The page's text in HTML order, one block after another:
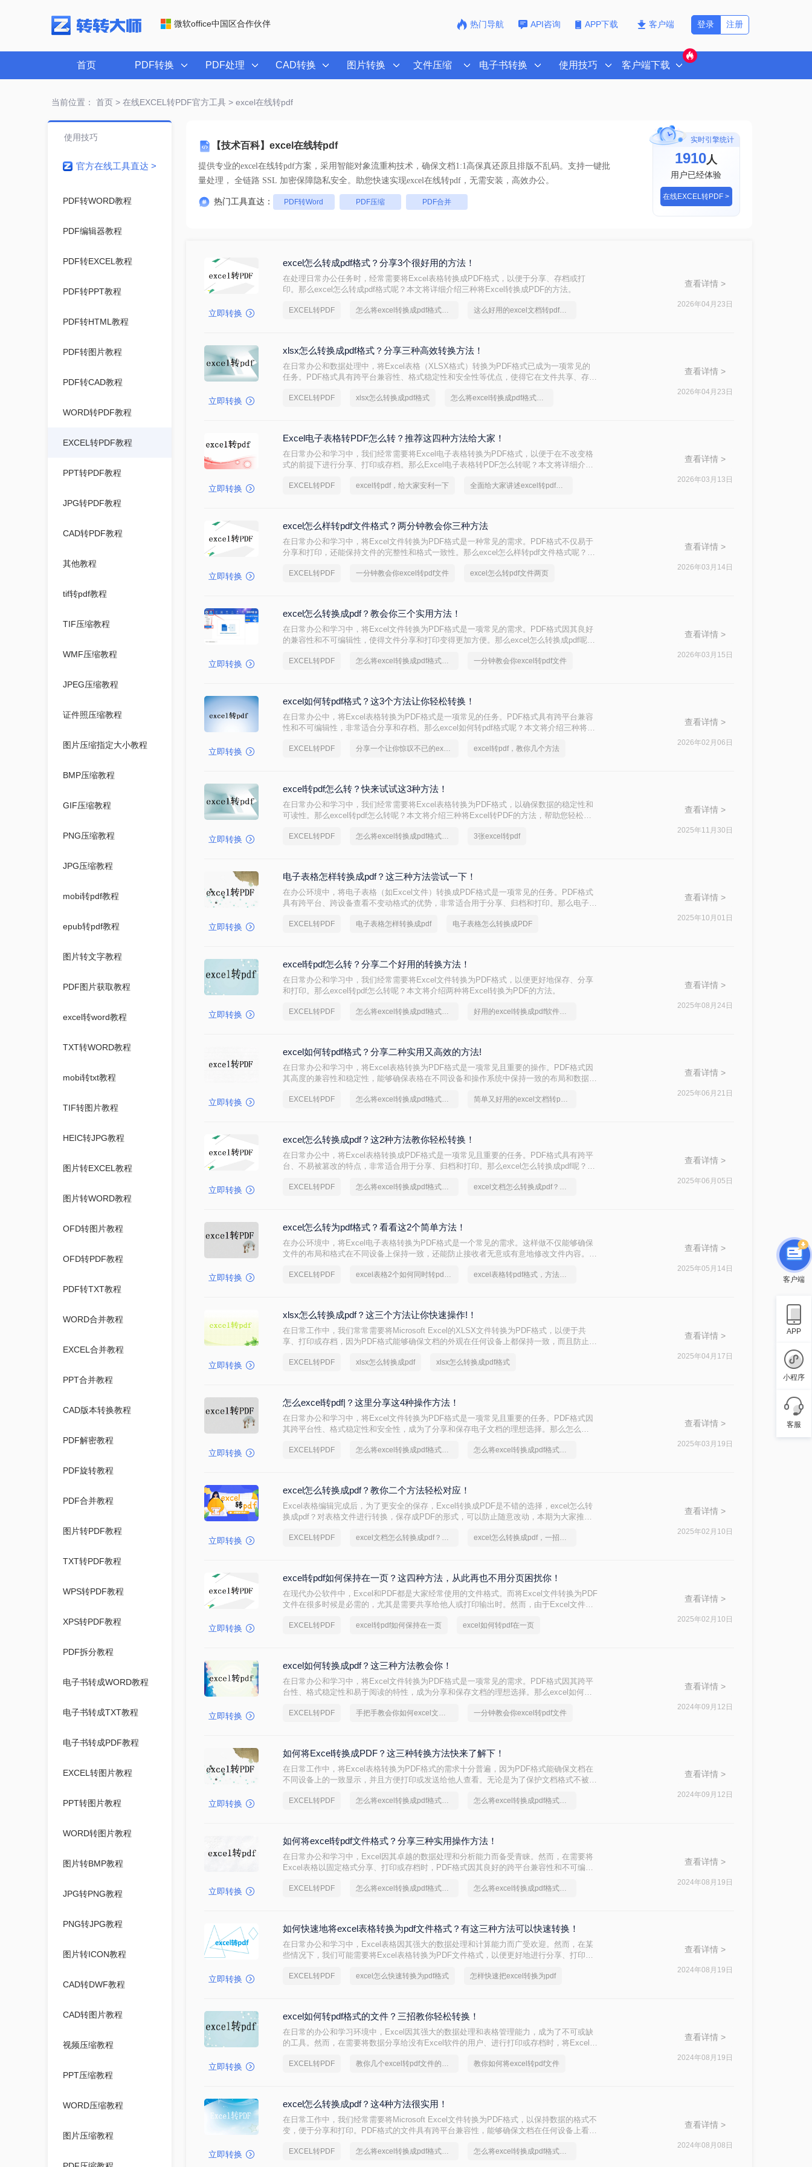
微软office中国区合作伙伴 热门导航 API咨询 APP下载 客户端 注册
登录
首页 PDF转换 PDF处理 CAD转换 图片转换 文件压缩 电子书转换 使用技巧 客户端下载
当前位置： 首页> 在线EXCEL转PDF官方工具> excel在线转pdf
【技术百科】excel在线转pdf
提供专业的excel在线转pdf方案，采用智能对象流重构技术，确保文档1:1高保真还原且排版不乱码。支持一键批
量处理， 全链路 SSL 加密保障隐私安全。助您快速实现excel在线转pdf，无需安装，高效办公。
热门工具直达： PDF转Word PDF压缩 PDF合并
实时引擎统计
1910人
用户已经体验
在线EXCEL转PDF >
使用技巧
官方在线工具直达 >
PDF转WORD教程
PDF编辑器教程
PDF转EXCEL教程
PDF转PPT教程
PDF转HTML教程
PDF转图片教程
PDF转CAD教程
WORD转PDF教程
EXCEL转PDF教程
PPT转PDF教程
JPG转PDF教程
CAD转PDF教程
其他教程
tif转pdf教程
TIF压缩教程
WMF压缩教程
JPEG压缩教程
证件照压缩教程
图片压缩指定大小教程
BMP压缩教程
GIF压缩教程
PNG压缩教程
JPG压缩教程
mobi转pdf教程
epub转pdf教程
图片转文字教程
PDF图片获取教程
excel转word教程
TXT转WORD教程
mobi转txt教程
TIF转图片教程
HEIC转JPG教程
图片转EXCEL教程
图片转WORD教程
OFD转图片教程
OFD转PDF教程
PDF转TXT教程
WORD合并教程
EXCEL合并教程
PPT合并教程
CAD版本转换教程
PDF解密教程
PDF旋转教程
PDF合并教程
图片转PDF教程
TXT转PDF教程
WPS转PDF教程
XPS转PDF教程
PDF拆分教程
电子书转成WORD教程
电子书转成TXT教程
电子书转成PDF教程
EXCEL转图片教程
PPT转图片教程
WORD转图片教程
图片转BMP教程
JPG转PNG教程
PNG转JPG教程
图片转ICON教程
CAD转DWF教程
CAD转图片教程
视频压缩教程
PPT压缩教程
WORD压缩教程
图片压缩教程
立即转换
excel怎么转成pdf格式？分享3个很好用的方法！
在处理日常办公任务时，经常需要将Excel表格转换成PDF格式，以便于分享、存档或打
印。那么excel怎么转成pdf格式呢？本文将详细介绍三种将Excel转换成PDF的方法。
EXCEL转PDF 怎么将excel转换成pdf格式，分享一种简单的方法 这么好用的excel文档转pdf软件，我一定要分享
查看详情 >
2026年04月23日
立即转换
xlsx怎么转换成pdf格式？分享三种高效转换方法！
在日常办公和数据处理中，将Excel表格（XLSX格式）转换为PDF格式已成为一项常见的
任务。PDF格式具有跨平台兼容性、格式稳定性和安全性等优点，使得它在文件共享、存档
成PDF的方法。
EXCEL转PDF xlsx怎么转换成pdf格式 怎么将excel转换成pdf格式，分享一种简单的方法
查看详情 >
2026年04月23日
立即转换
Excel电子表格转PDF怎么转？推荐这四种方法给大家！
​在日常办公和学习中，我们经常需要将Excel电子表格转换为PDF格式，以便于在不改变格
式的前提下进行分享、打印或存档。那么Excel电子表格转PDF怎么转呢？本文将详细介绍
EXCEL转PDF excel转pdf，给大家安利一下 全面给大家讲述excel转pdf文件
查看详情 >
2026年03月13日
立即转换
excel怎么样转pdf文件格式？两分钟教会你三种方法
在日常办公和学习中，将Excel文件转换为PDF格式是一种常见的需求。PDF格式不仅易于
分享和打印，还能保持文件的完整性和格式一致性。那么excel怎么样转pdf文件格式呢？本
EXCEL转PDF 一分钟教会你excel转pdf文件 excel怎么转pdf文件两页
查看详情 >
2026年03月14日
立即转换
excel怎么转换成pdf？教会你三个实用方法！
在日常办公和学习中，将Excel文件转换为PDF格式是一项常见的需求。PDF格式因其良好
的兼容性和不可编辑性，使得文件分享和打印变得更加方便。那么excel怎么转换成pdf​呢？
EXCEL转PDF 怎么将excel转换成pdf格式，实用的方法来了 一分钟教会你excel转pdf文件
查看详情 >
2026年03月15日
立即转换
excel如何转pdf格式？这3个方法让你轻松转换！
在日常办公中，将Excel表格转换为PDF格式是一项常见的任务。PDF格式具有跨平台兼容
性和不可编辑性，非常适合分享和存档。那么excel如何转pdf格式呢？本文将介绍三种将
EXCEL转PDF 分享一个让你惊叹不已的excel文档转pdf方法 excel转pdf，教你几个方法
查看详情 >
2026年02月06日
立即转换
excel转pdf怎么转？快来试试这3种方法！
在日常办公和学习中，我们经常需要将Excel表格转换为PDF格式，以确保数据的稳定性和
可读性。那么excel转pdf怎么转呢？本文将介绍三种将Excel转PDF的方法，帮助您轻松完
EXCEL转PDF 怎么将excel转换成pdf格式，分享一种简单的方法 3张excel转pdf
查看详情 >
2025年11月30日
立即转换
电子表格怎样转换成pdf？这三种方法尝试一下！
在办公环境中，将电子表格（如Excel文件）转换成PDF格式是一项常见的任务。PDF格式
具有跨平台、跨设备查看不变动格式的优势，非常适合用于分享、归档和打印。那么电子表
EXCEL转PDF 电子表格怎样转换成pdf 电子表格怎么转换成PDF
查看详情 >
2025年10月01日
立即转换
excel转pdf怎么转？分享二个好用的转换方法！
在日常办公和学习中，我们经常需要将Excel文件转换为PDF格式，以便更好地保存、分享
和打印。那么excel转pdf怎么转呢？本文将介绍两种将Excel转换为PDF的方法。
EXCEL转PDF 怎么将excel转换成pdf格式，分享一种简单的方法 好用的excel转换成pdf软件要和好朋友分享
查看详情 >
2025年08月24日
立即转换
excel如何转pdf格式？分享二种实用又高效的方法!
在日常办公和学习中，将Excel表格转换为PDF格式是一项常见且重要的操作。PDF格式因
其高度的兼容性和稳定性，能够确保表格在不同设备和操作系统中保持一致的布局和数据。
EXCEL转PDF 怎么将excel转换成pdf格式，实用的方法来了 简单又好用的excel文档转pdf方法
查看详情 >
2025年06月21日
立即转换
excel怎么转换成pdf？这2种方法教你轻松转换！
在日常办公中，将Excel表格转换成PDF格式是一项常见且重要的任务。PDF格式具有跨平
台、不易被篡改的特点，非常适合用于分享、归档和打印。那么excel怎么转换成pdf呢？本
EXCEL转PDF 怎么将excel转换成pdf格式，分享一种简单的方法 excel文档怎么转换成pdf？几招轻松搞定
查看详情 >
2025年06月05日
立即转换
excel怎么转为pdf格式？看看这2个简单方法！
在办公环境中，将Excel电子表格转换为PDF格式是一个常见的需求。这样做不仅能够确保
文件的布局和格式在不同设备上保持一致，还能防止接收者无意或有意地修改文件内容。那
Excel到PDF的转换。
EXCEL转PDF excel表格2个如何同时转pdf格式 excel表格转pdf格式，方法超级简单
查看详情 >
2025年05月14日
立即转换
xlsx怎么转换成pdf？这三个方法让你快速操作!！
在日常工作中，我们常常需要将Microsoft Excel的XLSX文件转换为PDF格式，以便于共
享、打印或存档，因为PDF格式能够确保文档的外观在任何设备上都保持一致，而且防止了
件转换为PDF的有效方法，无论你是在办公室使用桌面应用程序，还是在旅途中依赖在线工
EXCEL转PDF xlsx怎么转换成pdf xlsx怎么转换成pdf格式
查看详情 >
2025年04月17日
立即转换
怎么excel转pdf|？这里分享这4种操作方法！
在日常办公和学习中，将Excel文件转换为PDF格式是一项常见且重要的任务。PDF格式因
其跨平台性、格式稳定性和安全性，成为了分享和保存电子文档的理想选择。那么怎么
换。
EXCEL转PDF 怎么将excel转换成pdf格式，分享一种简单的方法 怎么将excel转换成pdf格式，正确的操作方法
查看详情 >
2025年03月19日
立即转换
excel怎么转换成pdf？教你二个方法轻松对应！
Excel表格编辑完成后，为了更安全的保存，Excel转换成PDF是不错的选择，excel怎么转
换成pdf？对表格文件进行转换，保存成PDF的形式，可以防止随意改动，本期为大家推荐
EXCEL转PDF excel文档怎么转换成pdf？几招轻松搞定 excel怎么转换成pdf，一招就能轻松搞定
查看详情 >
2025年02月10日
立即转换
excel转pdf如何保持在一页？这四种方法，从此再也不用分页困扰你！
在现代办公软件中，Excel和PDF都是大家经常使用的文件格式。而将Excel文件转换为PDF
文件在很多时候是必需的，尤其是需要共享给他人或打印输出时。然而，由于Excel文件的
方便。那么，excel转pdf如何保持在一页呢？下面将介绍四种方法供大家参考。
EXCEL转PDF excel转pdf如何保持在一页 excel如何转pdf在一页
查看详情 >
2025年02月10日
立即转换
excel如何转换成pdf？这三种方法教会你！
在日常办公和学习中，将Excel文件转换为PDF格式是一项常见的需求。PDF格式因其跨平
台性、格式稳定性和易于阅读的特性，成为分享和保存文档的理想选择。那么excel如何转
EXCEL转PDF 手把手教会你如何excel文档转pdf 一分钟教会你excel转pdf文件
查看详情 >
2024年09月12日
立即转换
如何将Excel转换成PDF？这三种转换方法快来了解下！
在日常工作中，将Excel表格转换为PDF格式的需求十分普遍，因为PDF格式能确保文档在
不同设备上的一致显示，并且方便打印或发送给他人查看。无论是为了保护文档格式不被随
何将Excel转换成PDF呢？下面详细介绍几种将Excel转换为PDF的方法。
EXCEL转PDF 怎么将excel转换成pdf格式，正确的操作方法 怎么将excel转换成pdf格式，实用的方法来了
查看详情 >
2024年09月12日
立即转换
如何将excel转pdf文件格式？分享三种实用操作方法！
在日常办公和学习中，Excel因其卓越的数据处理和分析能力而备受青睐。然而，在需要将
Excel表格以固定格式分享、打印或存档时，PDF格式因其良好的跨平台兼容性和不可编辑
为PDF文件的方法，帮助用户轻松实现这一转换过程。
EXCEL转PDF 怎么将excel转换成pdf格式，实用的方法来了 怎么将excel转换成pdf格式，正确的操作方法
查看详情 >
2024年08月19日
立即转换
如何快速地将excel表格转换为pdf文件格式？有这三种方法可以快速转换！
在日常办公和学习中，Excel表格因其强大的数据处理和计算能力而广受欢迎。然而，在某
些情况下，我们可能需要将Excel表格转换为PDF文件格式，以便更好地进行分享、打印或
景。那么如何快速地将excel表格转换为pdf文件格式呢？本文将介绍几种快速将Excel表格
EXCEL转PDF excel怎么快速转换为pdf格式 怎样快速把excel转换为pdf
查看详情 >
2024年08月19日
立即转换
excel如何转pdf格式的文件？三招教你轻松转换！
在日常的办公和学习环境中，Excel因其强大的数据处理和表格管理能力，成为了不可或缺
的工具。然而，在需要将数据分享给没有Excel软件的用户、进行打印或存档时，将Excel文
被篡改等特点，非常适合用于这些场景。那么excel如何转pdf格式的文件呢？本文将详细介
EXCEL转PDF 教你几个excel转pdf文件的方法 教你如何将excel转pdf文件
查看详情 >
2024年08月19日
立即转换
excel怎么转换成pdf？这4种方法很实用！
在日常工作中，我们经常需要将Microsoft Excel文件转换为PDF格式，以保持数据的格式不
变，便于分享和打印。PDF格式的文件具有跨平台兼容性，能够确保文档在任何设备上看起
上操作，都能找到适用的方法。
EXCEL转PDF 怎么将excel转换成pdf格式，实用的方法来了 怎么将excel转换成pdf格式，分享一种简单的方法
查看详情 >
2024年08月08日
客户端
APP
小程序
客服